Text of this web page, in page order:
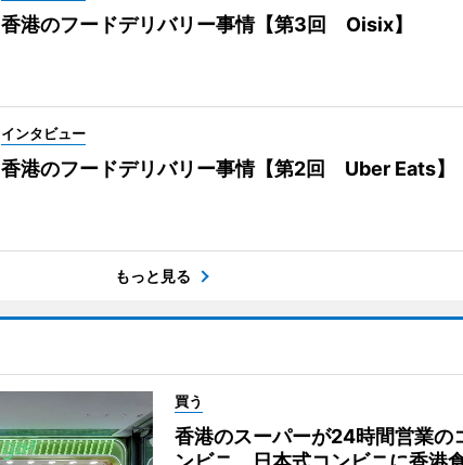
香港のフードデリバリー事情【第3回 Oisix】
インタビュー
香港のフードデリバリー事情【第2回 Uber Eats】
もっと見る
買う
香港のスーパーが24時間営業の